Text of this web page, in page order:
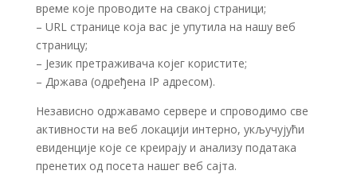
време које проводите на свакој страници;
– URL странице која вас је упутила на нашу веб
страницу;
– Језик претраживача којег користите;
– Држава (одређена IP адресом).
Независно одржавамо сервере и спроводимо све
активности на веб локацији интерно, укључујући
евиденције које се креирају и анализу података
пренетих од посета нашег веб сајта.